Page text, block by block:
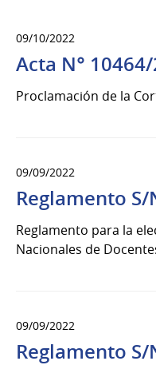
09/10/2022
Acta N°
Proclamación de la
09/09/2022
Reglamento S/
Reglamento para la
Nacionales de
09/09/2022
Reglamento